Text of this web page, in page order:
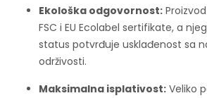
Ekološka odgovornost:
FSC i EU Ecolabel sertifikate, a
status potvrđuje usklađenost sa
održivosti.
Maksimalna isplativost: Veliko